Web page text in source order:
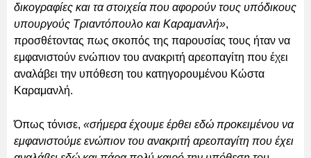
δικογραφίες και τα στοιχεία που αφορούν τους υπόδικους
υπουργούς Τριαντόπουλο και Καραμανλή»,
προσθέτοντας πως σκοπός της παρουσίας τους ήταν να
εμφανιστούν ενώπιον του ανακριτή αρεοπαγίτη που έχει
αναλάβει την υπόθεση του κατηγορουμένου Κώστα
Καραμανλή.
Όπως τόνισε, «σήμερα έχουμε έρθει εδώ προκειμένου να
εμφανιστούμε ενώπιον του ανακριτή αρεοπαγίτη που έχει